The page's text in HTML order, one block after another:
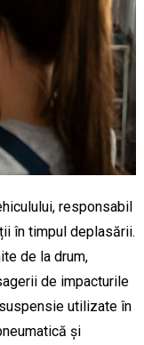
responsabil
în timpul deplasării.
de la drum,
de impacturile
utilizate în
și